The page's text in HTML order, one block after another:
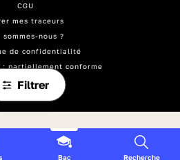
Bac Recherche
Filtrer
CGU
mes traceurs
sommes-nous ?
de confidentialité
: partiellement conforme
légales